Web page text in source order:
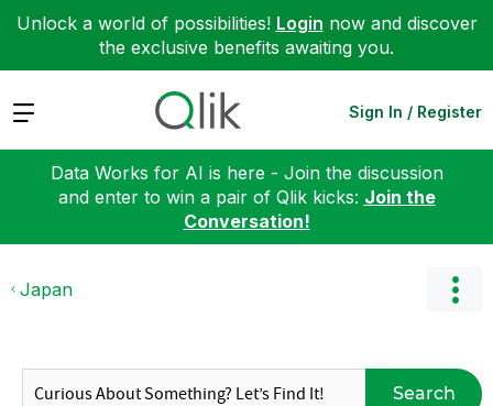
Unlock a world of possibilities! Login now and discover
the exclusive benefits awaiting you.
Expand Sign In / Register
Data Works for AI is here - Join the discussion
and enter to win a pair of Qlik kicks: Join the
Conversation!
Japan
Search